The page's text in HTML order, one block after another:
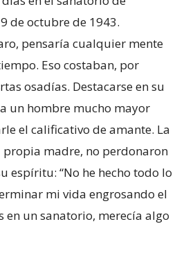
de octubre de 1943.
pensaría cualquier mente
Eso costaban, por
osadías. Destacarse en su
un hombre mucho mayor
el calificativo de amante. La
propia madre, no perdonaron
espíritu: “No he hecho todo lo
mi vida engrosando el
en un sanatorio, merecía algo